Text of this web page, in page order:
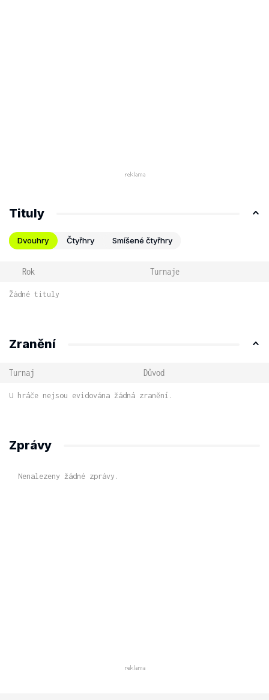
Tituly
Dvouhry Čtyřhry Smíšené čtyřhry
Rok Turnaje
Žádné tituly
Zranění
Turnaj Důvod
U hráče nejsou evidována žádná zranění.
Zprávy
Nenalezeny žádné zprávy.